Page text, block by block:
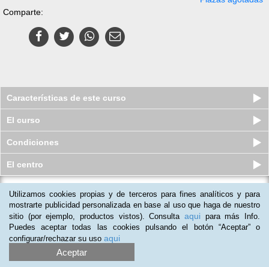
Comparte:
Características de este curso
El curso
Condiciones
El centro
Pack de 4 Cursos a distancia
(Online) de Experto en Atención a...
Plazas agotadas
$134.850 ars $63.254ars
( 1)
Utilizamos cookies propias y de terceros para fines analíticos y para
mostrarte publicidad personalizada en base al uso que haga de nuestro
sitio (por ejemplo, productos vistos). Consulta aqui para más Info.
Puedes aceptar todas las cookies pulsando el botón “Aceptar” o
configurar/rechazar su uso aqui
Aceptar